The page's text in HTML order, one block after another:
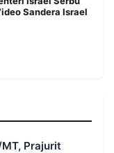
Sandera Israel
MT, Prajurit